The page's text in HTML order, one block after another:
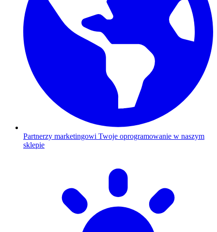
Partnerzy marketingowi Twoje oprogramowanie w naszym
sklepie